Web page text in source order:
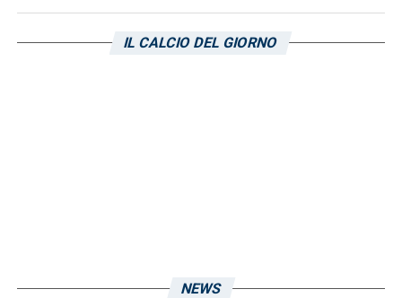
comunque questo problema a livello
IL CALCIO DEL GIORNO
NEWS